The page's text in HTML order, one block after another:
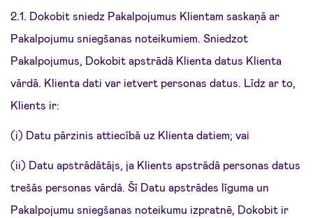
2.1. Dokobit sniedz Pakalpojumus Klientam saskaņā ar
Pakalpojumu sniegšanas noteikumiem. Sniedzot
Pakalpojumus, Dokobit apstrādā Klienta datus Klienta
vārdā. Klienta dati var ietvert personas datus. Līdz ar to,
Klients ir:
(i) Datu pārzinis attiecībā uz Klienta datiem; vai
(ii) Datu apstrādātājs, ja Klients apstrādā personas datus
trešās personas vārdā. Šī Datu apstrādes līguma un
Pakalpojumu sniegšanas noteikumu izpratnē, Dokobit ir